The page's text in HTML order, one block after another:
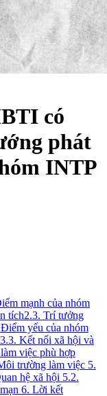
có
phát
INTP
mạnh của nhóm
tích2.3. Trí tưởng
yếu của nhóm
3.3. Kết nối xã hội và
việc phù hợp
trường làm việc 5.
hệ xã hội 5.2.
6. Lời kết